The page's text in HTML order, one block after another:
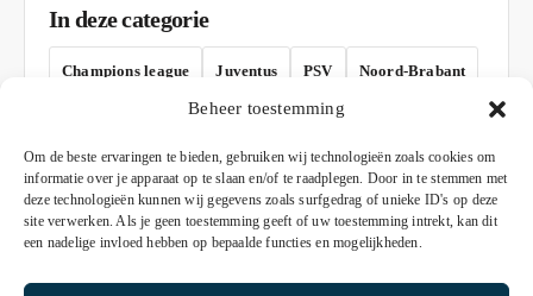
Beheer toestemming
Om de beste ervaringen te bieden, gebruiken wij technologieën zoals cookies om
informatie over je apparaat op te slaan en/of te raadplegen. Door in te stemmen met
deze technologieën kunnen wij gegevens zoals surfgedrag of unieke ID's op deze
site verwerken. Als je geen toestemming geeft of uw toestemming intrekt, kan dit
een nadelige invloed hebben op bepaalde functies en mogelijkheden.
In deze categorie
Champions league Juventus PSV Noord-Brabant